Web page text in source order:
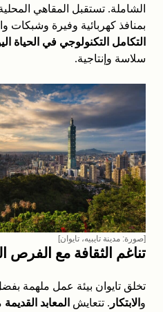
الشاملة. تستقبل المقاهي
بمنافذ كهربائية وفيرة
التكامل التكنولوجي في الحياة
سلاسة وإنتاجية.
[صورة: مدينة تايبيه، تايوان]
تناغم الثقافة مع الفرص
تخلق تايوان بيئة عمل ملهمة
و الابتكار . تتعايش المعابد القديمة